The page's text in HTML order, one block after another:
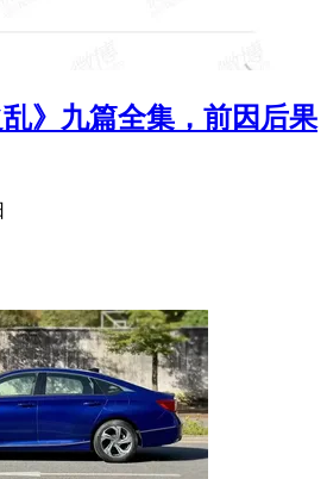
》九篇全集，前因后果